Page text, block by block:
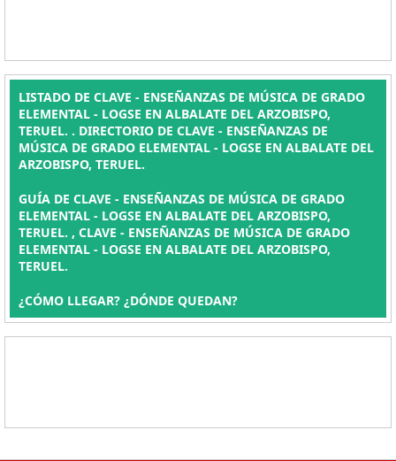
LISTADO DE CLAVE - ENSEÑANZAS DE MÚSICA DE GRADO
ELEMENTAL - LOGSE EN ALBALATE DEL ARZOBISPO,
TERUEL. . DIRECTORIO DE CLAVE - ENSEÑANZAS DE
MÚSICA DE GRADO ELEMENTAL - LOGSE EN ALBALATE DEL
ARZOBISPO, TERUEL.
GUÍA DE CLAVE - ENSEÑANZAS DE MÚSICA DE GRADO
ELEMENTAL - LOGSE EN ALBALATE DEL ARZOBISPO,
TERUEL. , CLAVE - ENSEÑANZAS DE MÚSICA DE GRADO
ELEMENTAL - LOGSE EN ALBALATE DEL ARZOBISPO,
TERUEL.
¿CÓMO LLEGAR? ¿DÓNDE QUEDAN?